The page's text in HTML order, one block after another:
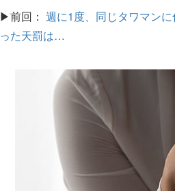
▶前回： 週に1度、同じタワマン
った天罰は…